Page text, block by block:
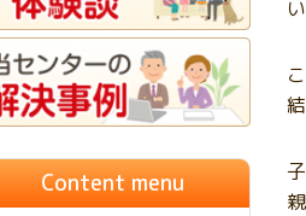
Content menu